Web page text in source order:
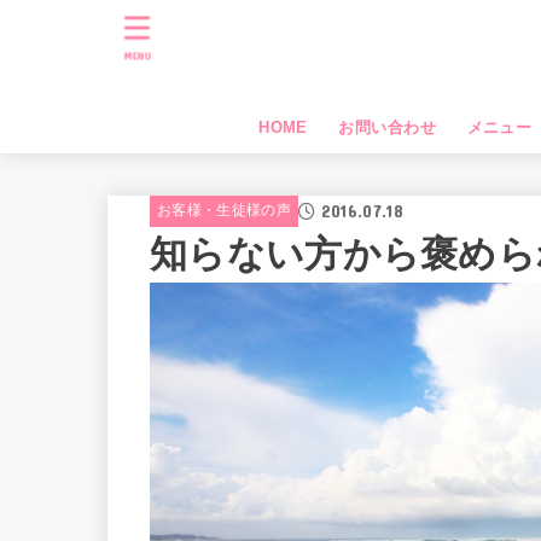
HOME お問い合わせ メニュー
MENU
お客様・生徒様の声 2016.07.18
知らない方から褒め